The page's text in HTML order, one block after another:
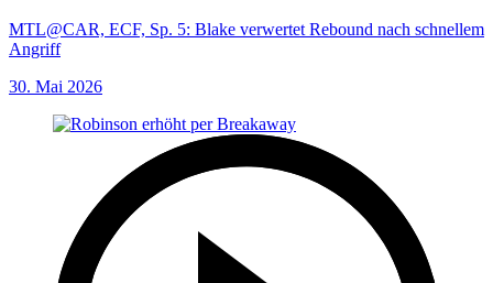
MTL@CAR, ECF, Sp. 5: Blake verwertet Rebound nach schnellem
Angriff
30. Mai 2026